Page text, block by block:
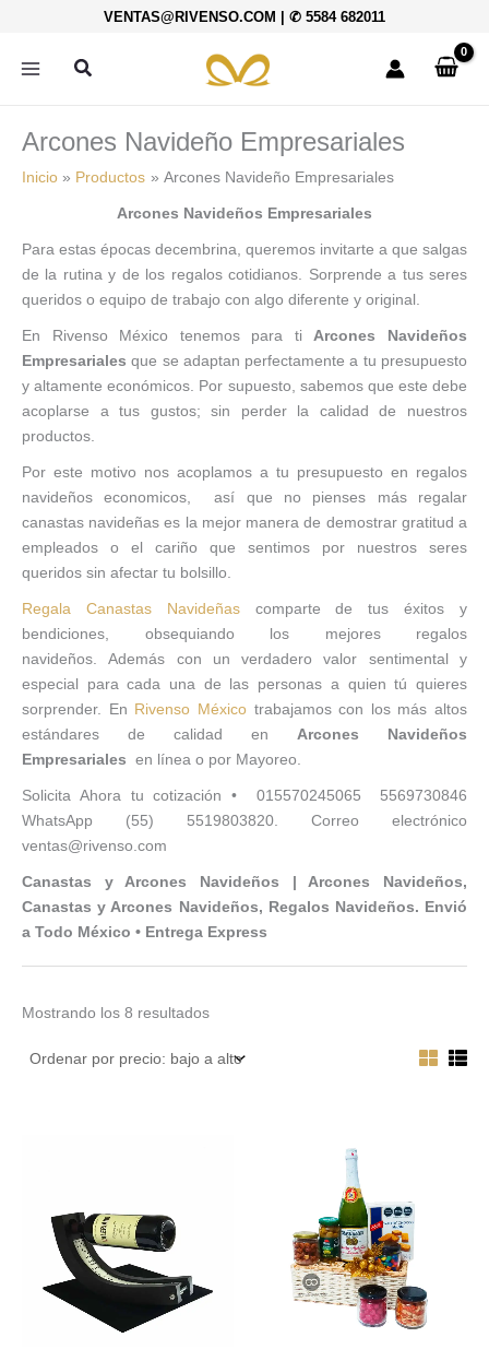
contenido
VENTAS@RIVENSO.COM | ✆ 5584 682011
Buscar
Arcones Navideño Empresariales
Inicio Productos Arcones Navideño Empresariales
Arcones Navideños Empresariales
Para estas épocas decembrina, queremos invitarte a que salgas
de la rutina y de los regalos cotidianos. Sorprende a tus seres
queridos o equipo de trabajo con algo diferente y original.
En Rivenso México tenemos para tiArcones Navideños
Empresarialesque se adaptan perfectamente a tu presupuesto
y altamente económicos. Por supuesto, sabemos que este debe
acoplarse a tus gustos; sin perder la calidad de nuestros
productos.
Por este motivo nos acoplamos a tu presupuesto en regalos
navideños economicos, así que no pienses más regalar
canastas navideñas es la mejor manera de demostrar gratitud a
empleados o el cariño que sentimos por nuestros seres
queridos sin afectar tu bolsillo.
Regala Canastas Navideñascomparte de tus éxitos y
bendiciones, obsequiando los mejores regalos
navideños. Además con un verdadero valor sentimental y
especial para cada una de las personas a quien tú quieres
sorprender. En Rivenso Méxicotrabajamos con los más altos
estándares de calidad en Arcones Navideños
Empresariales en línea o por Mayoreo.
Solicita Ahora tu cotización • 015570245065 5569730846
WhatsApp (55) 5519803820. Correo electrónico
ventas@rivenso.com
Canastas y Arcones Navideños | Arcones Navideños,
Canastas y Arcones Navideños, Regalos Navideños. Envió
a Todo México • Entrega Express
Mostrando los 8 resultados
por
bajo
a
alto